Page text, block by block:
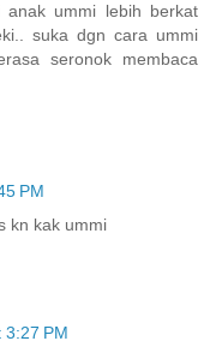
anak ummi lebih berkat
suka dgn cara ummi
seronok membaca
PM
kn kak ummi
PM